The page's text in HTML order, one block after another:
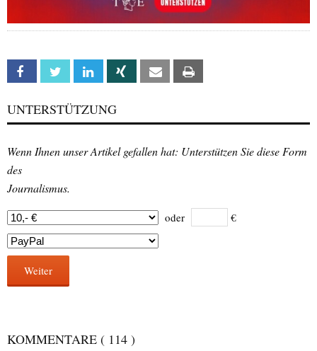
Facebook Twitter Linkedin Xing Email
UNTERSTÜTZUNG
Wenn Ihnen unser Artikel gefallen hat: Unterstützen Sie diese Form
des
Journalismus.
oder €
Weiter
KOMMENTARE ( 114 )